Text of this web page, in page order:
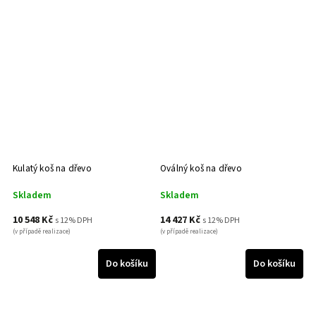
Kulatý koš na dřevo
Skladem
10 548 Kč s 12% DPH
(v případě realizace)
Do košíku
Oválný koš na dřevo
Skladem
14 427 Kč s 12% DPH
(v případě realizace)
Do košíku